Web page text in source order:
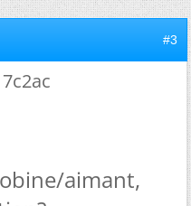
#3
aimant,